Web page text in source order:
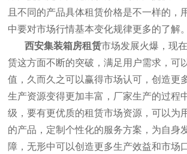
且不同的产品具体租赁价格是不一样的，
中要对市场行情基本变化规律更多的了解。
西安集装箱房租赁市场发展火爆，现
赁这方面不断的突破，满足用户需求，可
值，久而久之可以赢得市场认可，创造更
生产资源变得更加丰富，厂家生产的过程
级，要有更优质的租赁市场资源，可以为
的产品，定制个性化的服务方案，为自身
障，无形中可以创造更多生产效益和市场